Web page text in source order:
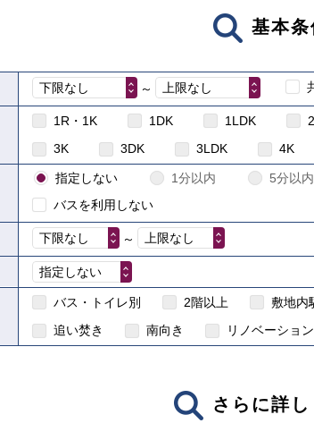
基本
下限なし ～ 上限なし
1R・1K 1DK 1LDK
3K
3DK 3LDK 4K
指定しない 1分以内 5分以内
バスを利用しない
下限なし ～ 上限なし
指定しない
バス・トイレ別 2階以上 敷地内
追い焚き
南向き リノベーショ
さらに詳